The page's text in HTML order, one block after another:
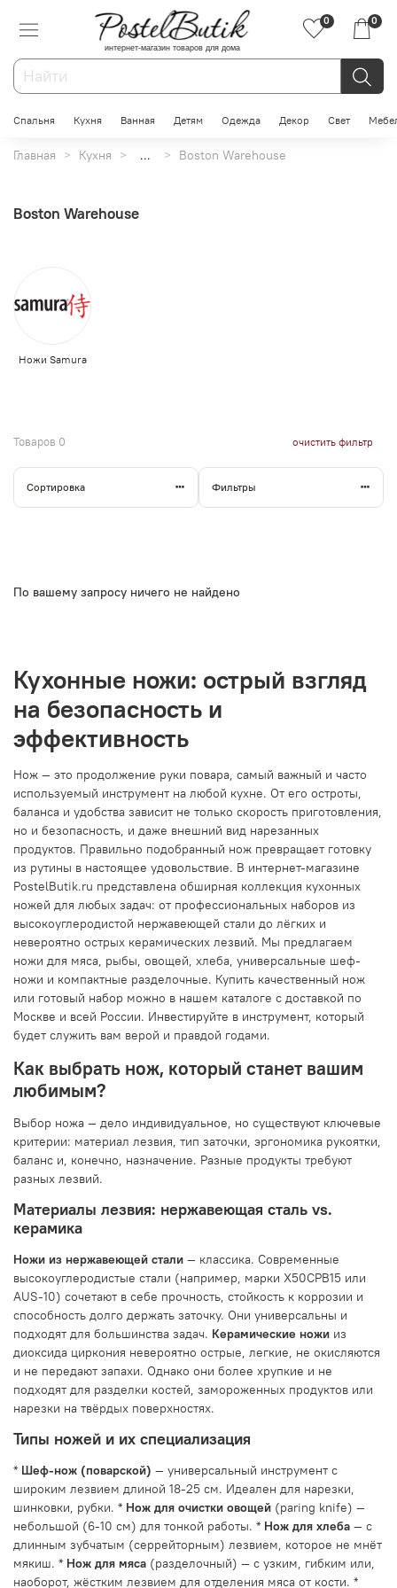
интернет-магазин товаров для дома
0 0
Спальня Кухня Ванная Детям Одежда Декор Свет
Главная Кухня ... Boston Warehouse
Boston Warehouse
Ножи Samura
Товаров 0 очистить фильтр
Сортировка Фильтры
По вашему запросу ничего не найдено
Кухонные ножи: острый взгляд
на безопасность и
эффективность
Нож — это продолжение руки повара, самый важный и часто
используемый инструмент на любой кухне. От его остроты,
баланса и удобства зависит не только скорость приготовления,
но и безопасность, и даже внешний вид нарезанных
продуктов. Правильно подобранный нож превращает готовку
из рутины в настоящее удовольствие. В интернет-магазине
PostelButik.ru представлена обширная коллекция кухонных
ножей для любых задач: от профессиональных наборов из
высокоуглеродистой нержавеющей стали до лёгких и
невероятно острых керамических лезвий. Мы предлагаем
ножи для мяса, рыбы, овощей, хлеба, универсальные шеф-
ножи и компактные разделочные. Купить качественный нож
или готовый набор можно в нашем каталоге с доставкой по
Москве и всей России. Инвестируйте в инструмент, который
будет служить вам верой и правдой годами.
Как выбрать нож, который станет вашим
любимым?
Выбор ножа — дело индивидуальное, но существуют ключевые
критерии: материал лезвия, тип заточки, эргономика рукоятки,
баланс и, конечно, назначение. Разные продукты требуют
разных лезвий.
Материалы лезвия: нержавеющая сталь vs.
керамика
Ножи из нержавеющей стали — классика. Современные
высокоуглеродистые стали (например, марки Х50СРВ15 или
AUS-10) сочетают в себе прочность, стойкость к коррозии и
способность долго держать заточку. Они универсальны и
подходят для большинства задач. Керамические ножи из
диоксида циркония невероятно острые, легкие, не окисляются
и не передают запахи. Однако они более хрупкие и не
подходят для разделки костей, замороженных продуктов или
нарезки на твёрдых поверхностях.
Типы ножей и их специализация
* Шеф-нож (поварской) — универсальный инструмент с
широким лезвием длиной 18-25 см. Идеален для нарезки,
шинковки, рубки. * Нож для очистки овощей (paring knife) —
небольшой (6-10 см) для тонкой работы. * Нож для хлеба — с
длинным зубчатым (серрейторным) лезвием, которое не мнёт
мякиш. * Нож для мяса (разделочный) — с узким, гибким или,
наоборот, жёстким лезвием для отделения мяса от кости. *